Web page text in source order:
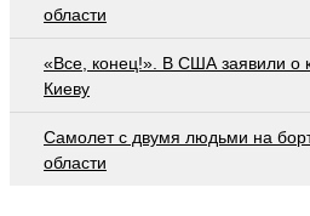
области
«Все, конец!». В США заявили о
Киеву
Самолет с двумя людьми на
области